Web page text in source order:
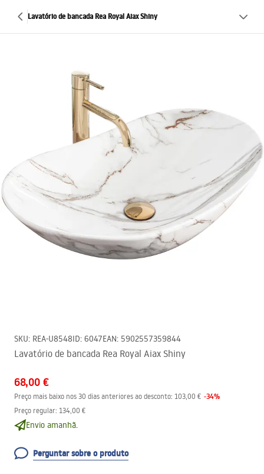
Lavatório de bancada Rea Royal Aiax Shiny
SKU: REA-U8548ID: 6047EAN: 5902557359844
Lavatório de bancada Rea Royal Aiax Shiny
68,00 €
Preço mais baixo nos 30 dias anteriores ao desconto: 103,00 € -34%
Preço regular: 134,00 €
Envio amanhã.
Perguntar sobre o produto